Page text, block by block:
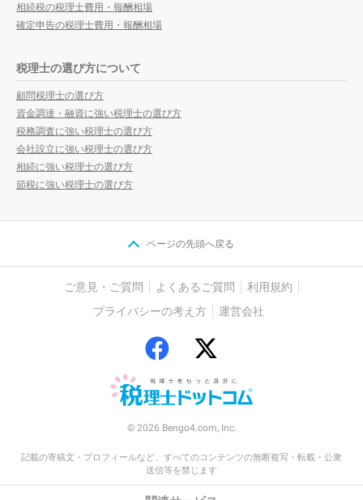
相続税の税理士費用・報酬相場
確定申告の税理士費用・報酬相場
税理士の選び方について
顧問税理士の選び方
資金調達・融資に強い税理士の選び方
税務調査に強い税理士の選び方
会社設立に強い税理士の選び方
相続に強い税理士の選び方
節税に強い税理士の選び方
ページの先頭へ戻る
ご意見・ご質問 よくあるご質問
利用規約
プライバシーの考え方
運営会社
© 2026 Bengo4.com, Inc.
記載の寄稿文・プロフィールなど、すべてのコンテンツの無断複写・転載・公衆
送信等を禁じます